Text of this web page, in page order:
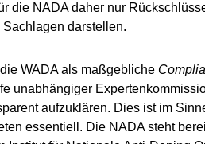
die NADA daher nur
darstellen.
WADA als maßgebliche
unabhängiger
aufzuklären. Dies ist im
essentiell. Die NADA steht